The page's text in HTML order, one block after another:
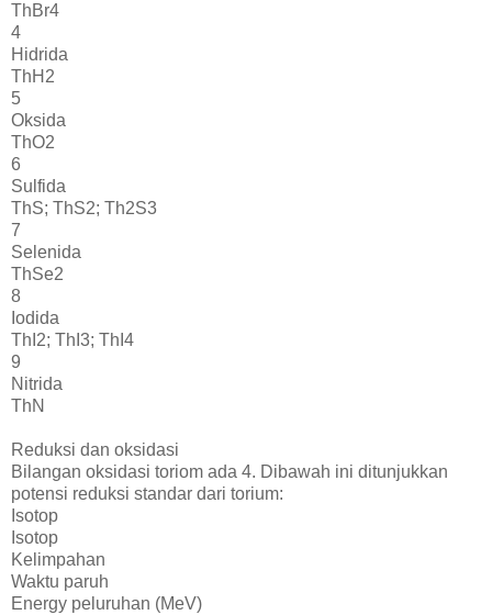
ThBr4
4
Hidrida
ThH2
5
Oksida
ThO2
6
Sulfida
ThS; ThS2; Th2S3
7
Selenida
ThSe2
8
Iodida
ThI2; ThI3; ThI4
9
Nitrida
ThN
Reduksi dan oksidasi
Bilangan oksidasi toriom ada 4. Dibawah ini ditunjukkan
potensi reduksi standar dari torium:
Isotop
Isotop
Kelimpahan
Waktu paruh
Energy peluruhan (MeV)